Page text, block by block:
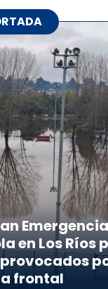
Emergencia
en Los Ríos
frontal